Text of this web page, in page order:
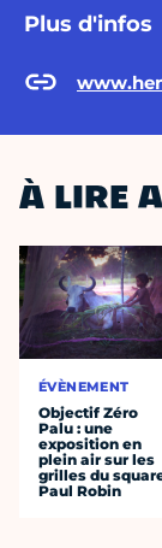
Plus d'infos
À LIRE
ÉVÈNEMENT
Objectif Zéro
Palu : une
exposition en
plein air sur les
grilles du
Paul Robin